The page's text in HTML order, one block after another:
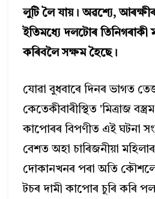
লুটি লৈ যায়। অৱশ্যে,
ইতিমধ্যে দলটোৰ
কৰিবলৈ সক্ষম হৈছে।
যোৱা বুধবাৰে দিনৰ ভাগত
কেতেকীবাৰীস্থিত 'মিত্ৰাজ
কাপোৰৰ বিপণীত এই ঘটনা
বেশত অহা চাৰিজনীয়া
দোকানখনৰ পৰা অতি
টচৰ দামী কাপোৰ চুৰি কৰি